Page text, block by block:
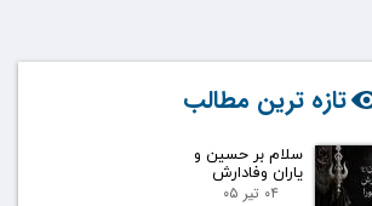
تازه ترین مطالب
سلام بر حسین و
یاران وفادارش
۰۴ تیر ۰۵